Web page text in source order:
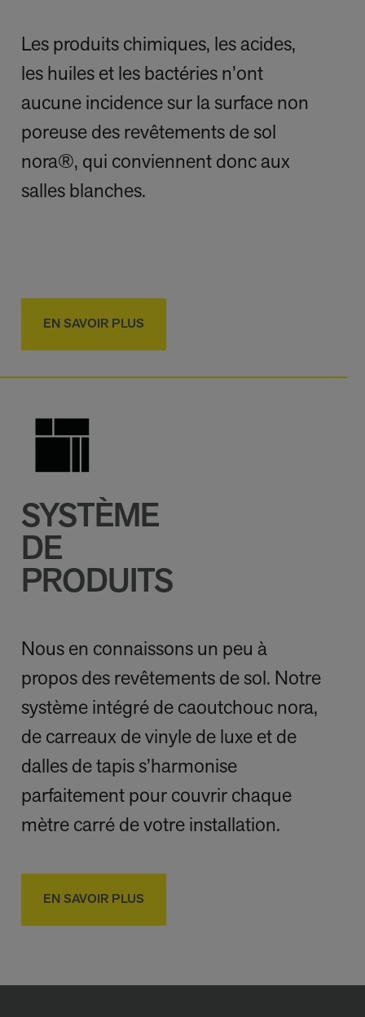
Les produits chimiques, les acides,
les huiles et les bactéries n’ont
aucune incidence sur la surface non
poreuse des revêtements de sol
nora®, qui conviennent donc aux
salles blanches.
EN SAVOIR PLUS
SYSTÈME
DE
PRODUITS
Nous en connaissons un peu à
propos des revêtements de sol. Notre
système intégré de caoutchouc nora,
de carreaux de vinyle de luxe et de
dalles de tapis s’harmonise
parfaitement pour couvrir chaque
mètre carré de votre installation.
EN SAVOIR PLUS